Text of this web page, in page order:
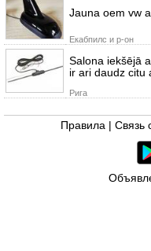
Jauna oem vw
Екабпилс и р-он
Salona iekšējā
ir ari daudz citu
Рига
Правила Связь